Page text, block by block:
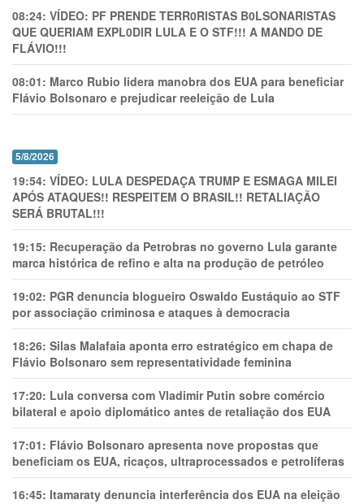
08:24: VÍDEO: PF PRENDE TERR0RlSTAS B0LSONARlSTAS
QUE QUERIAM EXPL0DlR LULA E O STF!!! A MANDO DE
FLÁVIO!!!
08:01: Marco Rubio lidera manobra dos EUA para beneficiar
Flávio Bolsonaro e prejudicar reeleição de Lula
5/8/2026
19:54: VÍDEO: LULA DESPEDAÇA TRUMP E ESMAGA MILEI
APÓS ATAQUES!! RESPEITEM O BRASIL!! RETALIAÇÃO
SERÁ BRUTAL!!!
19:15: Recuperação da Petrobras no governo Lula garante
marca histórica de refino e alta na produção de petróleo
19:02: PGR denuncia blogueiro Oswaldo Eustáquio ao STF
por associação criminosa e ataques à democracia
18:26: Silas Malafaia aponta erro estratégico em chapa de
Flávio Bolsonaro sem representatividade feminina
17:20: Lula conversa com Vladimir Putin sobre comércio
bilateral e apoio diplomático antes de retaliação dos EUA
17:01: Flávio Bolsonaro apresenta nove propostas que
beneficiam os EUA, ricaços, ultraprocessados e petrolíferas
16:45: Itamaraty denuncia interferência dos EUA na eleição